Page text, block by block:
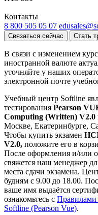
Контакты
8 800 505 05 07
Связаться сейчас Стать
В связи с изменением
иностранной валюте
уточняйте у наших
электронной почте
Учебный центр Softline
тестирования Pearson
Computing (Written) V2.0
Москве, Екатеринбурге,
Чтобы купить экзамен
V2.0, положите его в
После оформления и/или
свяжется наш менеджер
места сдачи экзамена.
будням с 9.00 до 18.00.
ваше имя выдаётся
ознакомьтесь с Правилами
Softline (Pearson Vue).